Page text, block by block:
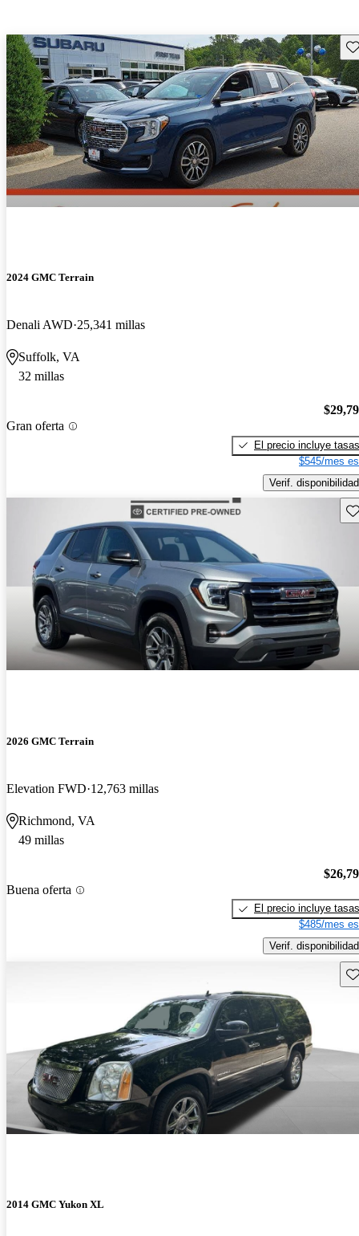
2024 GMC Terrain
Denali AWD 25,341 millas
Suffolk, VA
32 millas
Gran oferta
El precio incluye tasas
$545/mes
Verif. disponibilidad
2026 GMC Terrain
Elevation FWD 12,763 millas
Richmond, VA
49 millas
Buena oferta
El precio incluye tasas
$485/mes
Verif. disponibilidad
2014 GMC Yukon XL